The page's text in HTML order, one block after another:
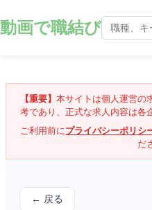
動画で職結び
【重要】 本サイトは個人運営の
考であり、正式な求人内容は各
ご利用前にプライバシーポリシ
だ
← 戻る